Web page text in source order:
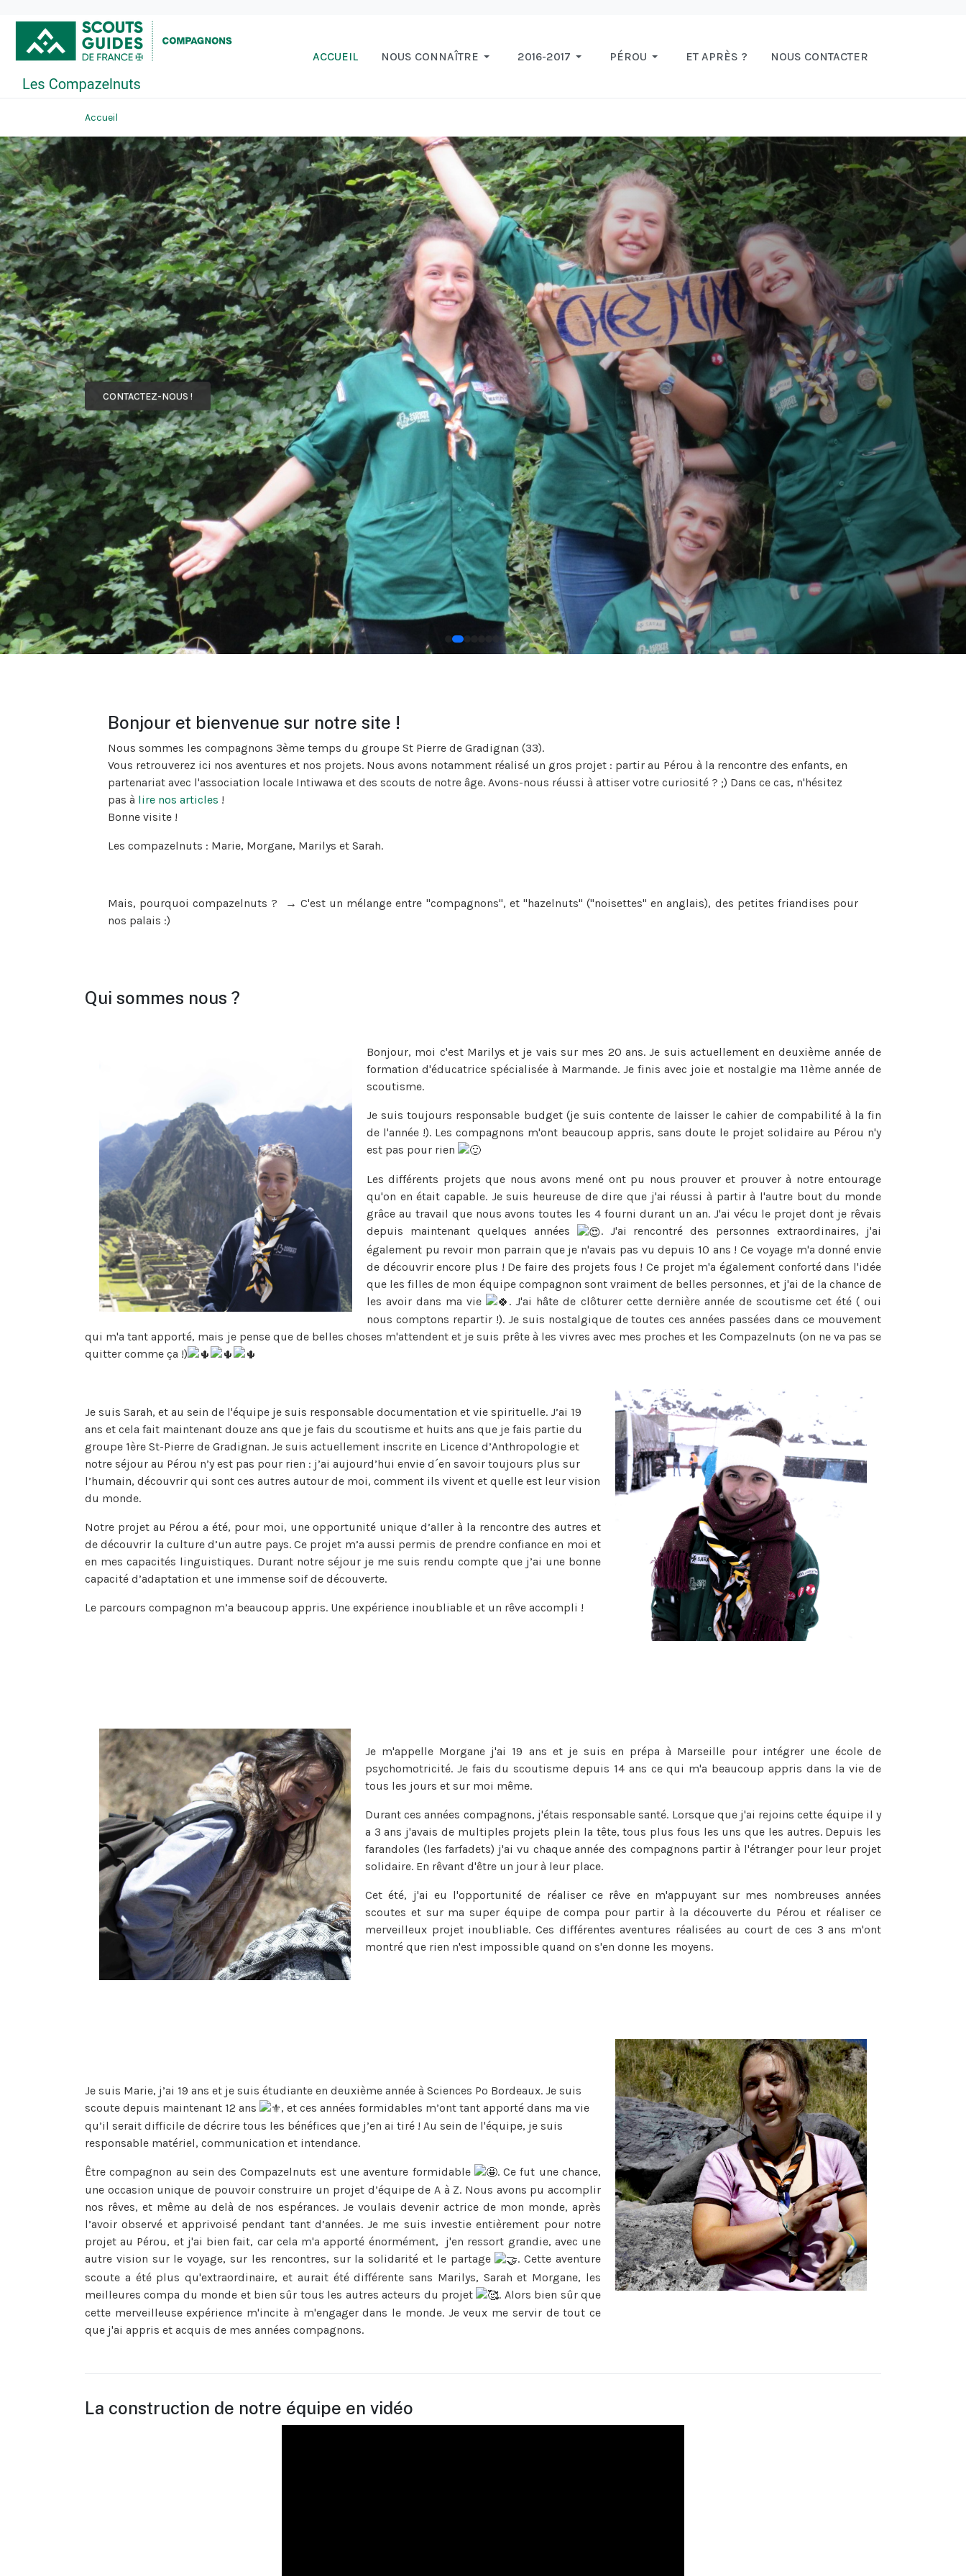
ACCUEIL NOUS CONNAÎTRE 2016-2017 PÉROU ET APRÈS ? NOUS CONTACTER
Accueil
CONTACTEZ-NOUS !
Bonjour et bienvenue sur notre site !
Nous sommes les compagnons 3ème temps du groupe St Pierre de Gradignan (33).
Vous retrouverez ici nos aventures et nos projets. Nous avons notamment réalisé un gros projet : partir au Pérou à la rencontre des enfants, en
partenariat avec l'association locale Intiwawa et des scouts de notre âge. Avons-nous réussi à attiser votre curiosité ? ;) Dans ce cas, n'hésitez
pas à lire nos articles !
Bonne visite !
Les compazelnuts : Marie, Morgane, Marilys et Sarah.
Mais, pourquoi compazelnuts ? → C'est un mélange entre "compagnons", et "hazelnuts" ("noisettes" en anglais), des petites friandises pour
nos palais :)
Qui sommes nous ?
Bonjour, moi c'est Marilys et je vais sur mes 20 ans. Je suis actuellement en deuxième année de
formation d'éducatrice spécialisée à Marmande. Je finis avec joie et nostalgie ma 11ème année de
scoutisme.
Je suis toujours responsable budget (je suis contente de laisser le cahier de compabilité à la fin
de l'année !). Les compagnons m'ont beaucoup appris, sans doute le projet solidaire au Pérou n'y
est pas pour rien
Les différents projets que nous avons mené ont pu nous prouver et prouver à notre entourage
qu'on en était capable. Je suis heureuse de dire que j'ai réussi à partir à l'autre bout du monde
grâce au travail que nous avons toutes les 4 fourni durant un an. J'ai vécu le projet dont je rêvais
depuis maintenant quelques années
. J'ai rencontré des personnes extraordinaires, j'ai
également pu revoir mon parrain que je n'avais pas vu depuis 10 ans ! Ce voyage m'a donné envie
de découvrir encore plus ! De faire des projets fous ! Ce projet m'a également conforté dans l'idée
que les filles de mon équipe compagnon sont vraiment de belles personnes, et j'ai de la chance de
les avoir dans ma vie
. J'ai hâte de clôturer cette dernière année de scoutisme cet été ( oui
nous comptons repartir !). Je suis nostalgique de toutes ces années passées dans ce mouvement
qui m'a tant apporté, mais je pense que de belles choses m'attendent et je suis prête à les vivres avec mes proches et les Compazelnuts (on ne va pas se
quitter comme ça !)
Je suis Sarah, et au sein de l'équipe je suis responsable documentation et vie spirituelle. J’ai 19
ans et cela fait maintenant douze ans que je fais du scoutisme et huits ans que je fais partie du
groupe 1ère St-Pierre de Gradignan. Je suis actuellement inscrite en Licence d’Anthropologie et
notre séjour au Pérou n’y est pas pour rien : j’ai aujourd’hui envie d´en savoir toujours plus sur
l’humain, découvrir qui sont ces autres autour de moi, comment ils vivent et quelle est leur vision
du monde.
Notre projet au Pérou a été, pour moi, une opportunité unique d’aller à la rencontre des autres et
de découvrir la culture d’un autre pays. Ce projet m’a aussi permis de prendre confiance en moi et
en mes capacités linguistiques. Durant notre séjour je me suis rendu compte que j’ai une bonne
capacité d’adaptation et une immense soif de découverte.
Le parcours compagnon m’a beaucoup appris. Une expérience inoubliable et un rêve accompli !
Je m'appelle Morgane j'ai 19 ans et je suis en prépa à Marseille pour intégrer une école de
psychomotricité. Je fais du scoutisme depuis 14 ans ce qui m'a beaucoup appris dans la vie de
tous les jours et sur moi même.
Durant ces années compagnons, j'étais responsable santé. Lorsque que j'ai rejoins cette équipe il y
a 3 ans j'avais de multiples projets plein la tête, tous plus fous les uns que les autres. Depuis les
farandoles (les farfadets) j'ai vu chaque année des compagnons partir à l'étranger pour leur projet
solidaire. En rêvant d'être un jour à leur place.
Cet été, j'ai eu l'opportunité de réaliser ce rêve en m'appuyant sur mes nombreuses années
scoutes et sur ma super équipe de compa pour partir à la découverte du Pérou et réaliser ce
merveilleux projet inoubliable. Ces différentes aventures réalisées au court de ces 3 ans m'ont
montré que rien n'est impossible quand on s'en donne les moyens.
Je suis Marie, j’ai 19 ans et je suis étudiante en deuxième année à Sciences Po Bordeaux. Je suis
scoute depuis maintenant 12 ans
, et ces années formidables m’ont tant apporté dans ma vie
qu’il serait difficile de décrire tous les bénéfices que j’en ai tiré ! Au sein de l'équipe, je suis
responsable matériel, communication et intendance.
Être compagnon au sein des Compazelnuts est une aventure formidable
. Ce fut une chance,
une occasion unique de pouvoir construire un projet d’équipe de A à Z. Nous avons pu accomplir
nos rêves, et même au delà de nos espérances. Je voulais devenir actrice de mon monde, après
l’avoir observé et apprivoisé pendant tant d’années. Je me suis investie entièrement pour notre
projet au Pérou, et j'ai bien fait, car cela m'a apporté énormément, j'en ressort grandie, avec une
autre vision sur le voyage, sur les rencontres, sur la solidarité et le partage
. Cette aventure
scoute a été plus qu'extraordinaire, et aurait été différente sans Marilys, Sarah et Morgane, les
meilleures compa du monde et bien sûr tous les autres acteurs du projet
. Alors bien sûr que
cette merveilleuse expérience m'incite à m'engager dans le monde. Je veux me servir de tout ce
que j'ai appris et acquis de mes années compagnons.
La construction de notre équipe en vidéo